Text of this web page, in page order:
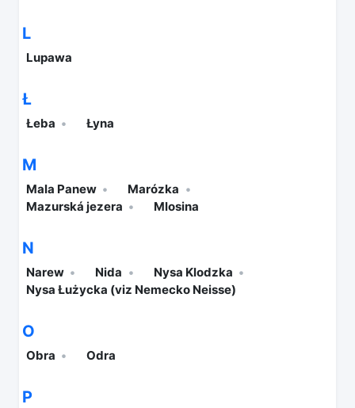
L
Lupawa
Ł
Łeba Łyna
M
Mala Panew
Marózka
Mazurská jezera
Mlosina
N
Narew Nida
Nysa Klodzka
Nysa Łużycka (viz Nemecko Neisse)
O
Obra Odra
P